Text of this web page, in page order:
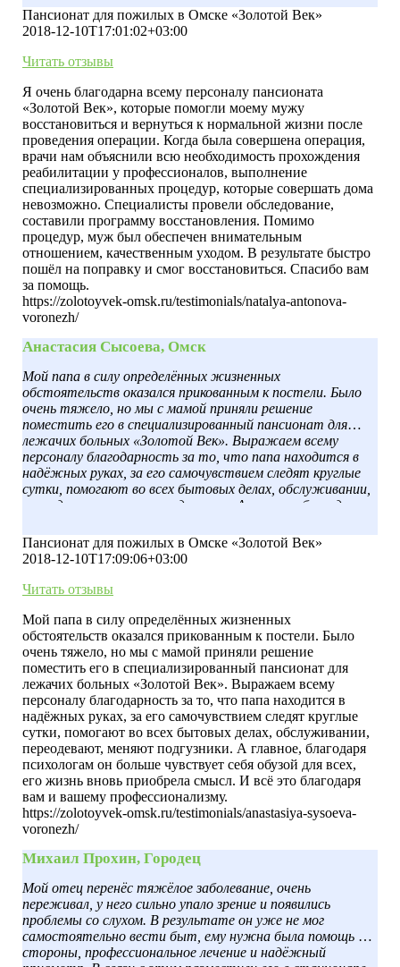
качественным уходом. В результате быстро пошёл на
поправку и смог восстановиться. Спасибо вам за помощь.
Пансионат для пожилых в Омске «Золотой Век»
2018-12-10T17:01:02+03:00
Читать отзывы
Я очень благодарна всему персоналу пансионата
«Золотой Век», которые помогли моему мужу
восстановиться и вернуться к нормальной жизни после
проведения операции. Когда была совершена операция,
врачи нам объяснили всю необходимость прохождения
реабилитации у профессионалов, выполнение
специализированных процедур, которые совершать дома
невозможно. Специалисты провели обследование,
составили программу восстановления. Помимо
процедур, муж был обеспечен внимательным
отношением, качественным уходом. В результате быстро
пошёл на поправку и смог восстановиться. Спасибо вам
за помощь.
https://zolotoyvek-omsk.ru/testimonials/natalya-antonova-
voronezh/
Анастасия Сысоева, Омск
Мой папа в силу определённых жизненных
обстоятельств оказался прикованным к постели. Было
очень тяжело, но мы с мамой приняли решение
поместить его в специализированный пансионат для
лежачих больных «Золотой Век». Выражаем всему
персоналу благодарность за то, что папа находится в
надёжных руках, за его самочувствием следят круглые
сутки, помогают во всех бытовых делах, обслуживании,
переодевают, меняют подгузники. А главное, благодаря
жизнь вновь приобрела смысл. И всё это благодаря вам и
вашему профессионализму.
Пансионат для пожилых в Омске «Золотой Век»
2018-12-10T17:09:06+03:00
Читать отзывы
Мой папа в силу определённых жизненных
обстоятельств оказался прикованным к постели. Было
очень тяжело, но мы с мамой приняли решение
поместить его в специализированный пансионат для
лежачих больных «Золотой Век». Выражаем всему
персоналу благодарность за то, что папа находится в
надёжных руках, за его самочувствием следят круглые
сутки, помогают во всех бытовых делах, обслуживании,
переодевают, меняют подгузники. А главное, благодаря
психологам он больше чувствует себя обузой для всех,
его жизнь вновь приобрела смысл. И всё это благодаря
вам и вашему профессионализму.
https://zolotoyvek-omsk.ru/testimonials/anastasiya-sysoeva-
voronezh/
Михаил Прохин, Городец
Мой отец перенёс тяжёлое заболевание, очень
переживал, у него сильно упало зрение и появились
проблемы со слухом. В результате он уже не мог
самостоятельно вести быт, ему нужна была помощь со
стороны, профессиональное лечение и надёжный